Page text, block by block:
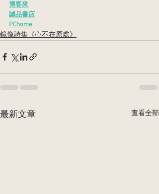
博客來
誠品書店
PChome
鏡像詩集《心不在原處》
最新文章 查看全部